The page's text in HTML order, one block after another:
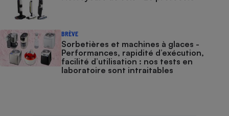
BRÈVE
Sorbetières et machines à glaces​​​​​​ -
Performances, rapidité d’exécution,
facilité d’utilisation : nos tests en
laboratoire sont intraitables